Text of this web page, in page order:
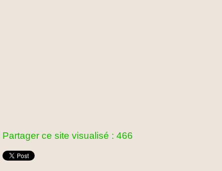
Partager ce site visualisé : 466